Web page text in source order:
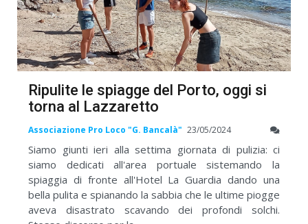
Ripulite le spiagge del Porto, oggi si
torna al Lazzaretto
Associazione Pro Loco "G. Bancalà" 23/05/2024
Siamo giunti ieri alla settima giornata di pulizia: ci
siamo dedicati all'area portuale sistemando la
spiaggia di fronte all'Hotel La Guardia dando una
bella pulita e spianando la sabbia che le ultime piogge
aveva disastrato scavando dei profondi solchi.